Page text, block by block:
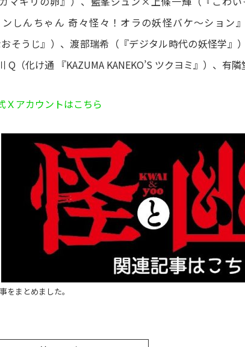
ンしんちゃん 奇々怪々！オラの妖怪バケ～ション
そうじ』）、渡部瑞希（『デジタル時代の妖怪学』
Q（化け通 『KAZUMA KANEKO’S ツクヨミ』）、
アカウントはこちら
をまとめました。